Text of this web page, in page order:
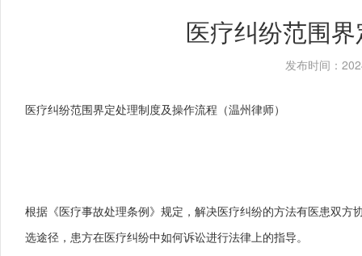
医疗纠纷范围
发布时间：
医疗纠纷范围界定处理制度及操作流程 （温州律师 ）
根据《医疗事故处理条例》规定，解决医疗纠纷的方法有医患双
选途径，患方在医疗纠纷中如何诉讼进行法律上的指导。